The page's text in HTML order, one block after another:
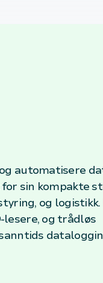
automatisere
sin kompakte
og
lesere, og trådløs